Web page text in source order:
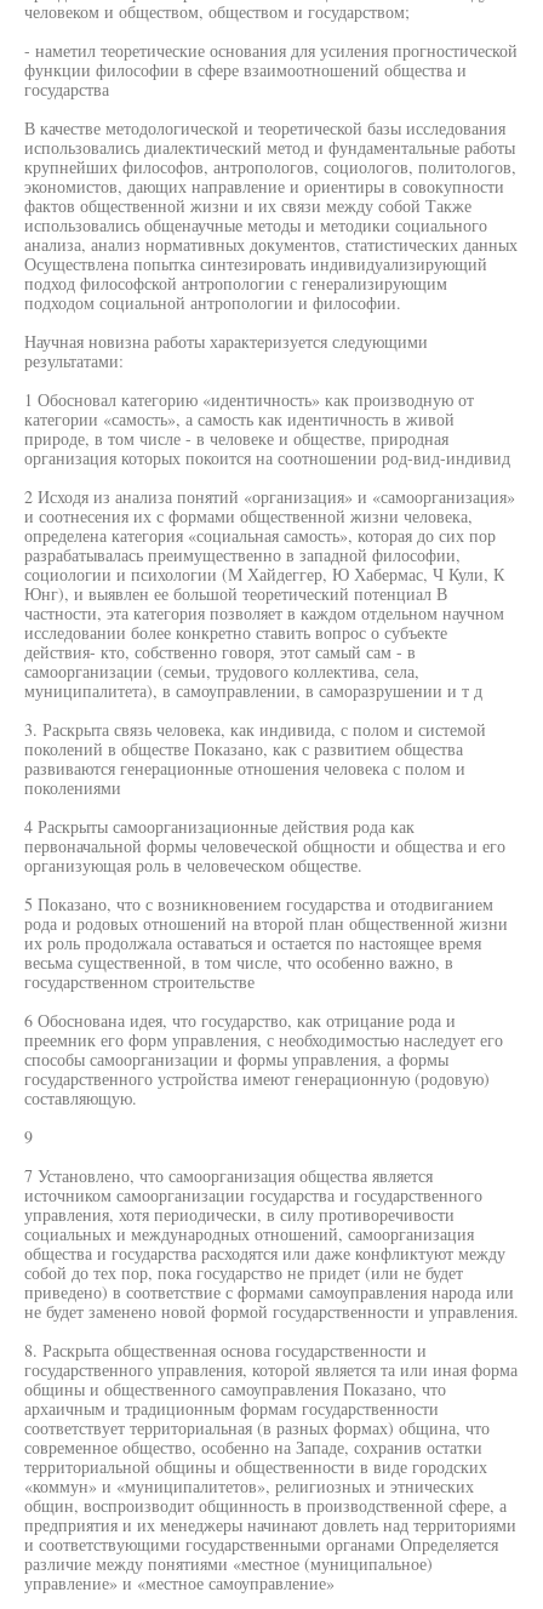
человеком и обществом, обществом и государством;
- наметил теоретические основания для усиления прогностической
функции философии в сфере взаимоотношений общества и
государства
В качестве методологической и теоретической базы исследования
использовались диалектический метод и фундаментальные работы
крупнейших философов, антропологов, социологов, политологов,
экономистов, дающих направление и ориентиры в совокупности
фактов общественной жизни и их связи между собой Также
использовались общенаучные методы и методики социального
анализа, анализ нормативных документов, статистических данных
Осуществлена попытка синтезировать индивидуализирующий
подход философской антропологии с генерализирующим
подходом социальной антропологии и философии.
Научная новизна работы характеризуется следующими
результатами:
1 Обосновал категорию «идентичность» как производную от
категории «самость», а самость как идентичность в живой
природе, в том числе - в человеке и обществе, природная
организация которых покоится на соотношении род-вид-индивид
2 Исходя из анализа понятий «организация» и «самоорганизация»
и соотнесения их с формами общественной жизни человека,
определена категория «социальная самость», которая до сих пор
разрабатывалась преимущественно в западной философии,
социологии и психологии (М Хайдеггер, Ю Хабермас, Ч Кули, К
Юнг), и выявлен ее большой теоретический потенциал В
частности, эта категория позволяет в каждом отдельном научном
исследовании более конкретно ставить вопрос о субъекте
действия- кто, собственно говоря, этот самый сам - в
самоорганизации (семьи, трудового коллектива, села,
муниципалитета), в самоуправлении, в саморазрушении и т д
3. Раскрыта связь человека, как индивида, с полом и системой
поколений в обществе Показано, как с развитием общества
развиваются генерационные отношения человека с полом и
поколениями
4 Раскрыты самоорганизационные действия рода как
первоначальной формы человеческой общности и общества и его
организующая роль в человеческом обществе.
5 Показано, что с возникновением государства и отодвиганием
рода и родовых отношений на второй план общественной жизни
их роль продолжала оставаться и остается по настоящее время
весьма существенной, в том числе, что особенно важно, в
государственном строительстве
6 Обоснована идея, что государство, как отрицание рода и
преемник его форм управления, с необходимостью наследует его
способы самоорганизации и формы управления, а формы
государственного устройства имеют генерационную (родовую)
составляющую.
9
7 Установлено, что самоорганизация общества является
источником самоорганизации государства и государственного
управления, хотя периодически, в силу противоречивости
социальных и международных отношений, самоорганизация
общества и государства расходятся или даже конфликтуют между
собой до тех пор, пока государство не придет (или не будет
приведено) в соответствие с формами самоуправления народа или
не будет заменено новой формой государственности и управления.
8. Раскрыта общественная основа государственности и
государственного управления, которой является та или иная форма
общины и общественного самоуправления Показано, что
архаичным и традиционным формам государственности
соответствует территориальная (в разных формах) община, что
современное общество, особенно на Западе, сохранив остатки
территориальной общины и общественности в виде городских
«коммун» и «муниципалитетов», религиозных и этнических
общин, воспроизводит общинность в производственной сфере, а
предприятия и их менеджеры начинают довлеть над территориями
и соответствующими государственными органами Определяется
различие между понятиями «местное (муниципальное)
управление» и «местное самоуправление»